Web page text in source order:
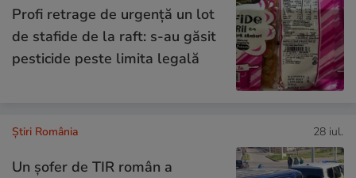
Profi retrage de urgență un lot
de stafide de la raft: s-au găsit
pesticide peste limita legală
Știri România 28 iul.
Un șofer de TIR român a